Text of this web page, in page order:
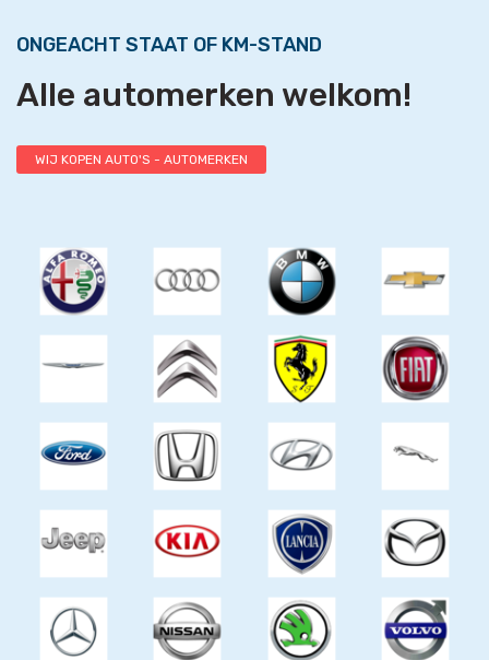
ONGEACHT STAAT OF KM-STAND
Alle automerken welkom!
WIJ KOPEN AUTO'S - AUTOMERKEN